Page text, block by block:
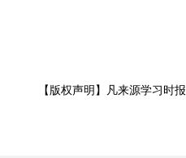
【版权声明】凡来源学习时